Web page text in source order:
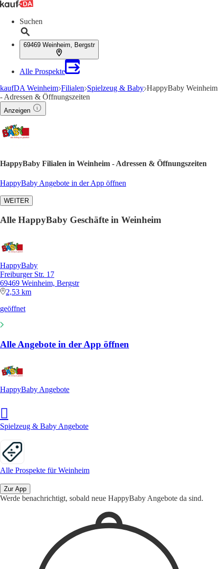
Suchen
69469 Weinheim, Bergstr
Alle Prospekte
kaufDA Weinheim Filialen Spielzeug & Baby HappyBaby Weinheim
- Adressen & Öffnungszeiten
Anzeigen
HappyBaby Filialen in Weinheim - Adressen & Öffnungszeiten
HappyBaby Angebote in der App öffnen
WEITER
Alle HappyBaby Geschäfte in Weinheim
HappyBaby
Freiburger Str. 17
69469 Weinheim, Bergstr
2,53 km
geöffnet
Alle Angebote in der App öffnen
HappyBaby Angebote
Spielzeug & Baby Angebote
Alle Prospekte für Weinheim
Zur App
Werde benachrichtigt, sobald neue HappyBaby Angebote da sind.